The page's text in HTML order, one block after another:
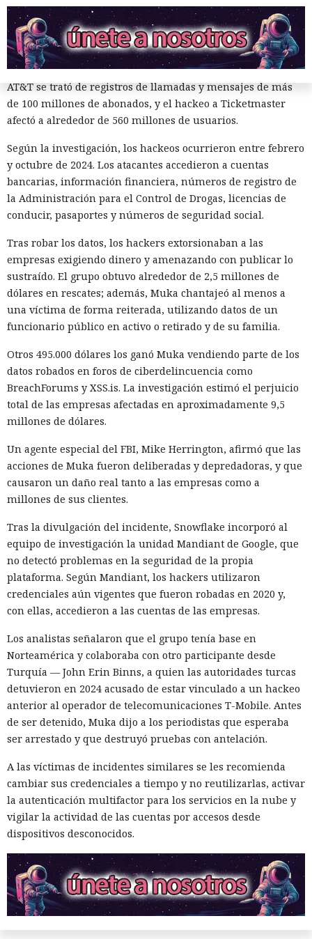
AT&T, Ticketmaster, Advance Auto Parts, Neiman Marcus,
Santander, LendingTree y uno de los distritos escolares más
grandes de Estados Unidos.
La magnitud de las filtraciones fue enorme: en el caso de
AT&T se trató de registros de llamadas y mensajes de más
de 100 millones de abonados, y el hackeo a Ticketmaster
afectó a alrededor de 560 millones de usuarios.
Según la investigación, los hackeos ocurrieron entre febrero
y octubre de 2024. Los atacantes accedieron a cuentas
bancarias, información financiera, números de registro de
la Administración para el Control de Drogas, licencias de
conducir, pasaportes y números de seguridad social.
Tras robar los datos, los hackers extorsionaban a las
empresas exigiendo dinero y amenazando con publicar lo
sustraído. El grupo obtuvo alrededor de 2,5 millones de
dólares en rescates; además, Muka chantajeó al menos a
una víctima de forma reiterada, utilizando datos de un
funcionario público en activo o retirado y de su familia.
Otros 495.000 dólares los ganó Muka vendiendo parte de los
datos robados en foros de ciberdelincuencia como
BreachForums y XSS.is. La investigación estimó el perjuicio
total de las empresas afectadas en aproximadamente 9,5
millones de dólares.
Un agente especial del FBI, Mike Herrington, afirmó que las
acciones de Muka fueron deliberadas y depredadoras, y que
causaron un daño real tanto a las empresas como a
millones de sus clientes.
Tras la divulgación del incidente, Snowflake incorporó al
equipo de investigación la unidad Mandiant de Google, que
no detectó problemas en la seguridad de la propia
plataforma. Según Mandiant, los hackers utilizaron
credenciales aún vigentes que fueron robadas en 2020 y,
con ellas, accedieron a las cuentas de las empresas.
Los analistas señalaron que el grupo tenía base en
Norteamérica y colaboraba con otro participante desde
Turquía — John Erin Binns, a quien las autoridades turcas
detuvieron en 2024 acusado de estar vinculado a un hackeo
anterior al operador de telecomunicaciones T-Mobile. Antes
de ser detenido, Muka dijo a los periodistas que esperaba
ser arrestado y que destruyó pruebas con antelación.
A las víctimas de incidentes similares se les recomienda
cambiar sus credenciales a tiempo y no reutilizarlas, activar
la autenticación multifactor para los servicios en la nube y
vigilar la actividad de las cuentas por accesos desde
dispositivos desconocidos.
¿Una mujer? Demasiado
atrevido. Las redes neuronales
borraron a las protagonistas de
los cuentos infantiles y las
dejaron con apenas un 2%.
20:35 / 06.08.2026
Búhos sabios, lobos valientes y prácticamente sin heroínas:
bienvenidos al futuro de la literatura.
La inteligencia artificial generativa rara vez convierte a los
animales parlantes en cuentos infantiles en personajes
modelos lingüísticos mostró que solo el 2% de los
protagonistas recibieron género femenino. El 41% de los
personajes resultaron masculinos, y en el 57% restante los
modelos los dejaron sin indicar el sexo o los marcaron como
neutrales.
El estudio fue realizado por especialistas de la Universidad
de 2026 en la conferencia de ACM sobre equidad,
responsabilidad y transparencia en Montreal.
El trabajo continuó un proyecto previo dedicado al género
de los animales en libros infantiles populares. Entonces los
mayoría de los animales que aparecen con frecuencia eran
representados como personajes masculinos. La excepción
fueron los gatos, los patos y las aves, entre los cuales las
imágenes femeninas aparecían algo más a menudo.